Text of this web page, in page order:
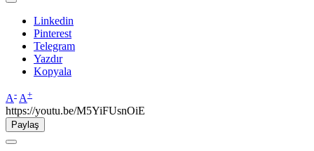
Linkedin
Pinterest
Telegram
Yazdır
Kopyala
A- A+
https://youtu.be/M5YiFUsnOiE
Paylaş